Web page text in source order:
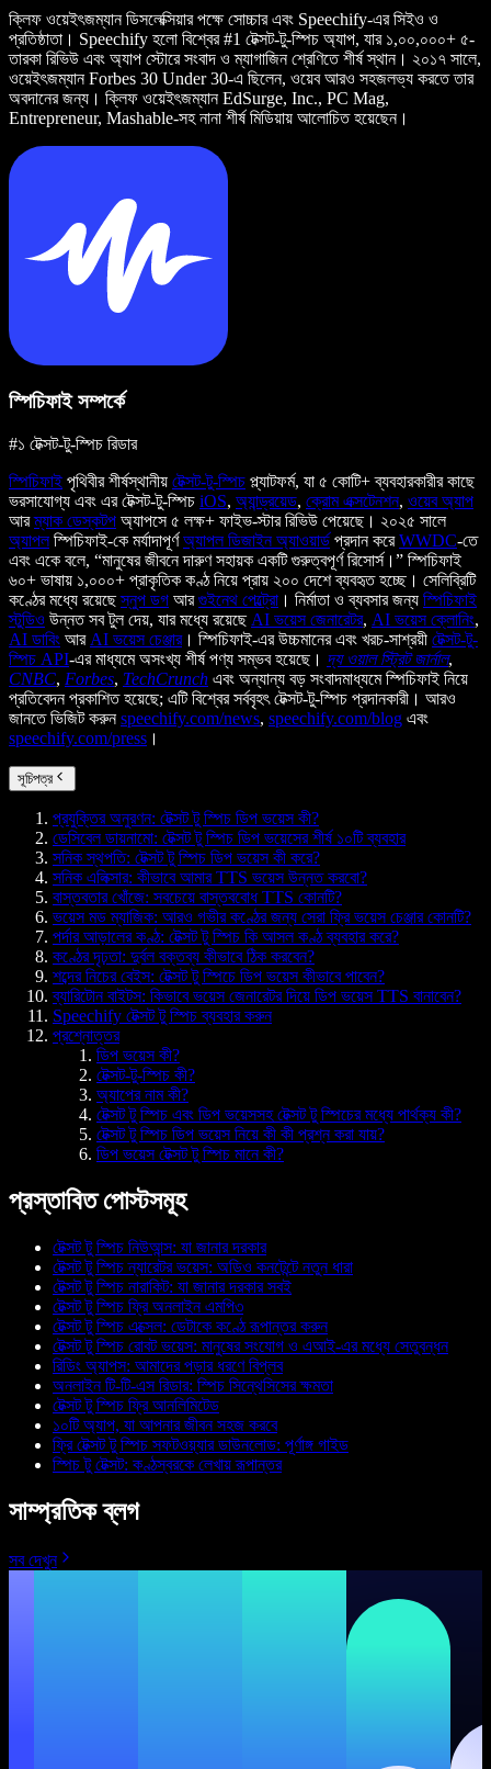
ক্লিফ ওয়েইৎজম্যান ডিসলেক্সিয়ার পক্ষে সোচ্চার এবং Speechify-এর সিইও ও
প্রতিষ্ঠাতা। Speechify হলো বিশ্বের #1 টেক্সট-টু-স্পিচ অ্যাপ, যার ১,০০,০০০+ ৫-
তারকা রিভিউ এবং অ্যাপ স্টোরে সংবাদ ও ম্যাগাজিন শ্রেণিতে শীর্ষ স্থান। ২০১৭ সালে,
ওয়েইৎজম্যান Forbes 30 Under 30-এ ছিলেন, ওয়েব আরও সহজলভ্য করতে তার
অবদানের জন্য। ক্লিফ ওয়েইৎজম্যান EdSurge, Inc., PC Mag,
Entrepreneur, Mashable-সহ নানা শীর্ষ মিডিয়ায় আলোচিত হয়েছেন।
স্পিচিফাই সম্পর্কে
#১ টেক্সট-টু-স্পিচ রিডার
স্পিচিফাই পৃথিবীর শীর্ষস্থানীয় টেক্সট-টু-স্পিচ প্ল্যাটফর্ম, যা ৫ কোটি+ ব্যবহারকারীর কাছে
ভরসাযোগ্য এবং এর টেক্সট-টু-স্পিচ iOS, অ্যান্ড্রয়েড, ক্রোম এক্সটেনশন, ওয়েব অ্যাপ
আরম্যাক ডেস্কটপ অ্যাপসে ৫ লক্ষ+ ফাইভ-স্টার রিভিউ পেয়েছে। ২০২৫ সালে
অ্যাপলস্পিচিফাই-কে মর্যাদাপূর্ণঅ্যাপল ডিজাইন অ্যাওয়ার্ড প্রদান করেWWDC-তে
এবং একে বলে, “মানুষের জীবনে দারুণ সহায়ক একটি গুরুত্বপূর্ণ রিসোর্স।” স্পিচিফাই
৬০+ ভাষায় ১,০০০+ প্রাকৃতিক কণ্ঠ নিয়ে প্রায় ২০০ দেশে ব্যবহৃত হচ্ছে। সেলিব্রিটি
কণ্ঠের মধ্যে রয়েছেস্নুপ ডগ আরগুইনেথ পেল্ট্রো । নির্মাতা ও ব্যবসার জন্য স্পিচিফাই
স্টুডিও উন্নত সব টুল দেয়, যার মধ্যে রয়েছে AI ভয়েস জেনারেটর, AI ভয়েস ক্লোনিং,
AI ডাবিং আর AI ভয়েস চেঞ্জার। স্পিচিফাই-এর উচ্চমানের এবং খরচ-সাশ্রয়ী টেক্সট-টু-
স্পিচ API-এর মাধ্যমে অসংখ্য শীর্ষ পণ্য সম্ভব হয়েছে। দ্য ওয়াল স্ট্রিট জার্নাল,
CNBC, Forbes, TechCrunch এবং অন্যান্য বড় সংবাদমাধ্যমে স্পিচিফাই নিয়ে
প্রতিবেদন প্রকাশিত হয়েছে; এটি বিশ্বের সর্ববৃহৎ টেক্সট-টু-স্পিচ প্রদানকারী। আরও
জানতে ভিজিট করুনspeechify.com/news, speechify.com/blog এবং
speechify.com/press ।
সূচিপত্র
প্রযুক্তির অনুরণন: টেক্সট টু স্পিচ ডিপ ভয়েস কী?
ডেসিবেল ডায়নামো: টেক্সট টু স্পিচ ডিপ ভয়েসের শীর্ষ ১০টি ব্যবহার
সনিক স্থপতি: টেক্সট টু স্পিচ ডিপ ভয়েস কী করে?
সনিক এলিক্সার: কীভাবে আমার TTS ভয়েস উন্নত করবো?
বাস্তবতার খোঁজে: সবচেয়ে বাস্তববোধ TTS কোনটি?
ভয়েস মড ম্যাজিক: আরও গভীর কণ্ঠের জন্য সেরা ফ্রি ভয়েস চেঞ্জার কোনটি?
পর্দার আড়ালের কণ্ঠ: টেক্সট টু স্পিচ কি আসল কণ্ঠ ব্যবহার করে?
কণ্ঠের দৃঢ়তা: দুর্বল বক্তব্য কীভাবে ঠিক করবেন?
শব্দের নিচের বেইস: টেক্সট টু স্পিচে ডিপ ভয়েস কীভাবে পাবেন?
ব্যারিটোন বাইটস: কিভাবে ভয়েস জেনারেটর দিয়ে ডিপ ভয়েস TTS বানাবেন?
Speechify টেক্সট টু স্পিচ ব্যবহার করুন
প্রশ্নোত্তর
ডিপ ভয়েস কী?
টেক্সট-টু-স্পিচ কী?
অ্যাপের নাম কী?
টেক্সট টু স্পিচ এবং ডিপ ভয়েসসহ টেক্সট টু স্পিচের মধ্যে পার্থক্য কী?
টেক্সট টু স্পিচ ডিপ ভয়েস নিয়ে কী কী প্রশ্ন করা যায়?
ডিপ ভয়েস টেক্সট টু স্পিচ মানে কী?
প্রস্তাবিত পোস্টসমূহ
টেক্সট টু স্পিচ নিউআন্স: যা জানার দরকার
টেক্সট টু স্পিচ ন্যারেটর ভয়েস: অডিও কনটেন্টে নতুন ধারা
টেক্সট টু স্পিচ নারাকিট: যা জানার দরকার সবই
টেক্সট টু স্পিচ ফ্রি অনলাইন এমপি৩
টেক্সট টু স্পিচ এক্সেল: ডেটাকে কণ্ঠে রূপান্তর করুন
টেক্সট টু স্পিচ রোবট ভয়েস: মানুষের সংযোগ ও এআই-এর মধ্যে সেতুবন্ধন
রিডিং অ্যাপস: আমাদের পড়ার ধরণে বিপ্লব
অনলাইন টি-টি-এস রিডার: স্পিচ সিন্থেসিসের ক্ষমতা
টেক্সট টু স্পিচ ফ্রি আনলিমিটেড
১০টি অ্যাপ, যা আপনার জীবন সহজ করবে
ফ্রি টেক্সট টু স্পিচ সফটওয়্যার ডাউনলোড: পূর্ণাঙ্গ গাইড
স্পিচ টু টেক্সট: কণ্ঠস্বরকে লেখায় রূপান্তর
সাম্প্রতিক ব্লগ
সব দেখুন